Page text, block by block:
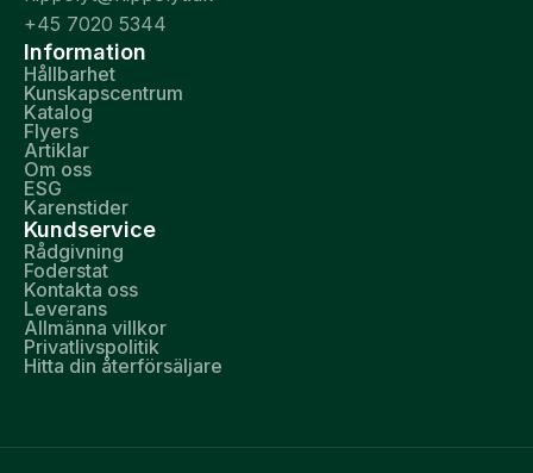
+45 7020 5344
Information
Hållbarhet
Kunskapscentrum
Katalog
Flyers
Artiklar
Om oss
ESG
Karenstider
Kundservice
Rådgivning
Foderstat
Kontakta oss
Leverans
Allmänna villkor
Privatlivspolitik
Hitta din återförsäljare